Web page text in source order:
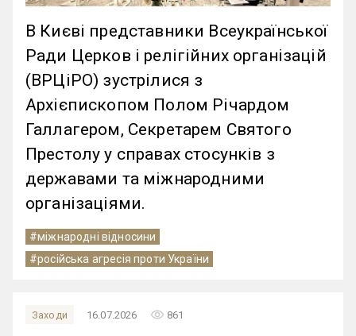
В Києві представники Всеукраїнської
Ради Церков і релігійних організацій
(ВРЦіРО) зустрілися з
Архієпископом Полом Річардом
Галлагером, Секретарем Святого
Престолу у справах стосунків з
державами та міжнародними
організаціями.
#міжнародні відносини
#російська агресія проти України
Заходи 16.07.2026 remove_red_eye 861